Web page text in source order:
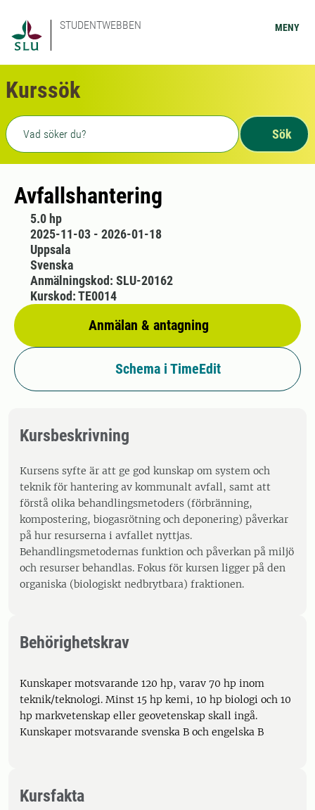
STUDENTWEBBEN MENY
Kurssök
Fritext sökning
Sök
Avfallshantering
5.0 hp
2025-11-03 - 2026-01-18
Uppsala
Svenska
Anmälan & antagning
Anmälningskod: SLU-20162
Kurskod: TE0014
Schema i TimeEdit
Kursbeskrivning
Kursens syfte är att ge god kunskap om system och
teknik för hantering av kommunalt avfall, samt att
förstå olika behandlingsmetoders (förbränning,
kompostering, biogasrötning och deponering) påverkar
på hur resurserna i avfallet nyttjas.
Behandlingsmetodernas funktion och påverkan på miljö
och resurser behandlas. Fokus för kursen ligger på den
organiska (biologiskt nedbrytbara) fraktionen.
Behörighetskrav
Kunskaper motsvarande 120 hp, varav 70 hp inom
teknik/teknologi. Minst 15 hp kemi, 10 hp biologi och 10
hp markvetenskap eller geovetenskap skall ingå.
Kunskaper motsvarande svenska B och engelska B
Kursfakta